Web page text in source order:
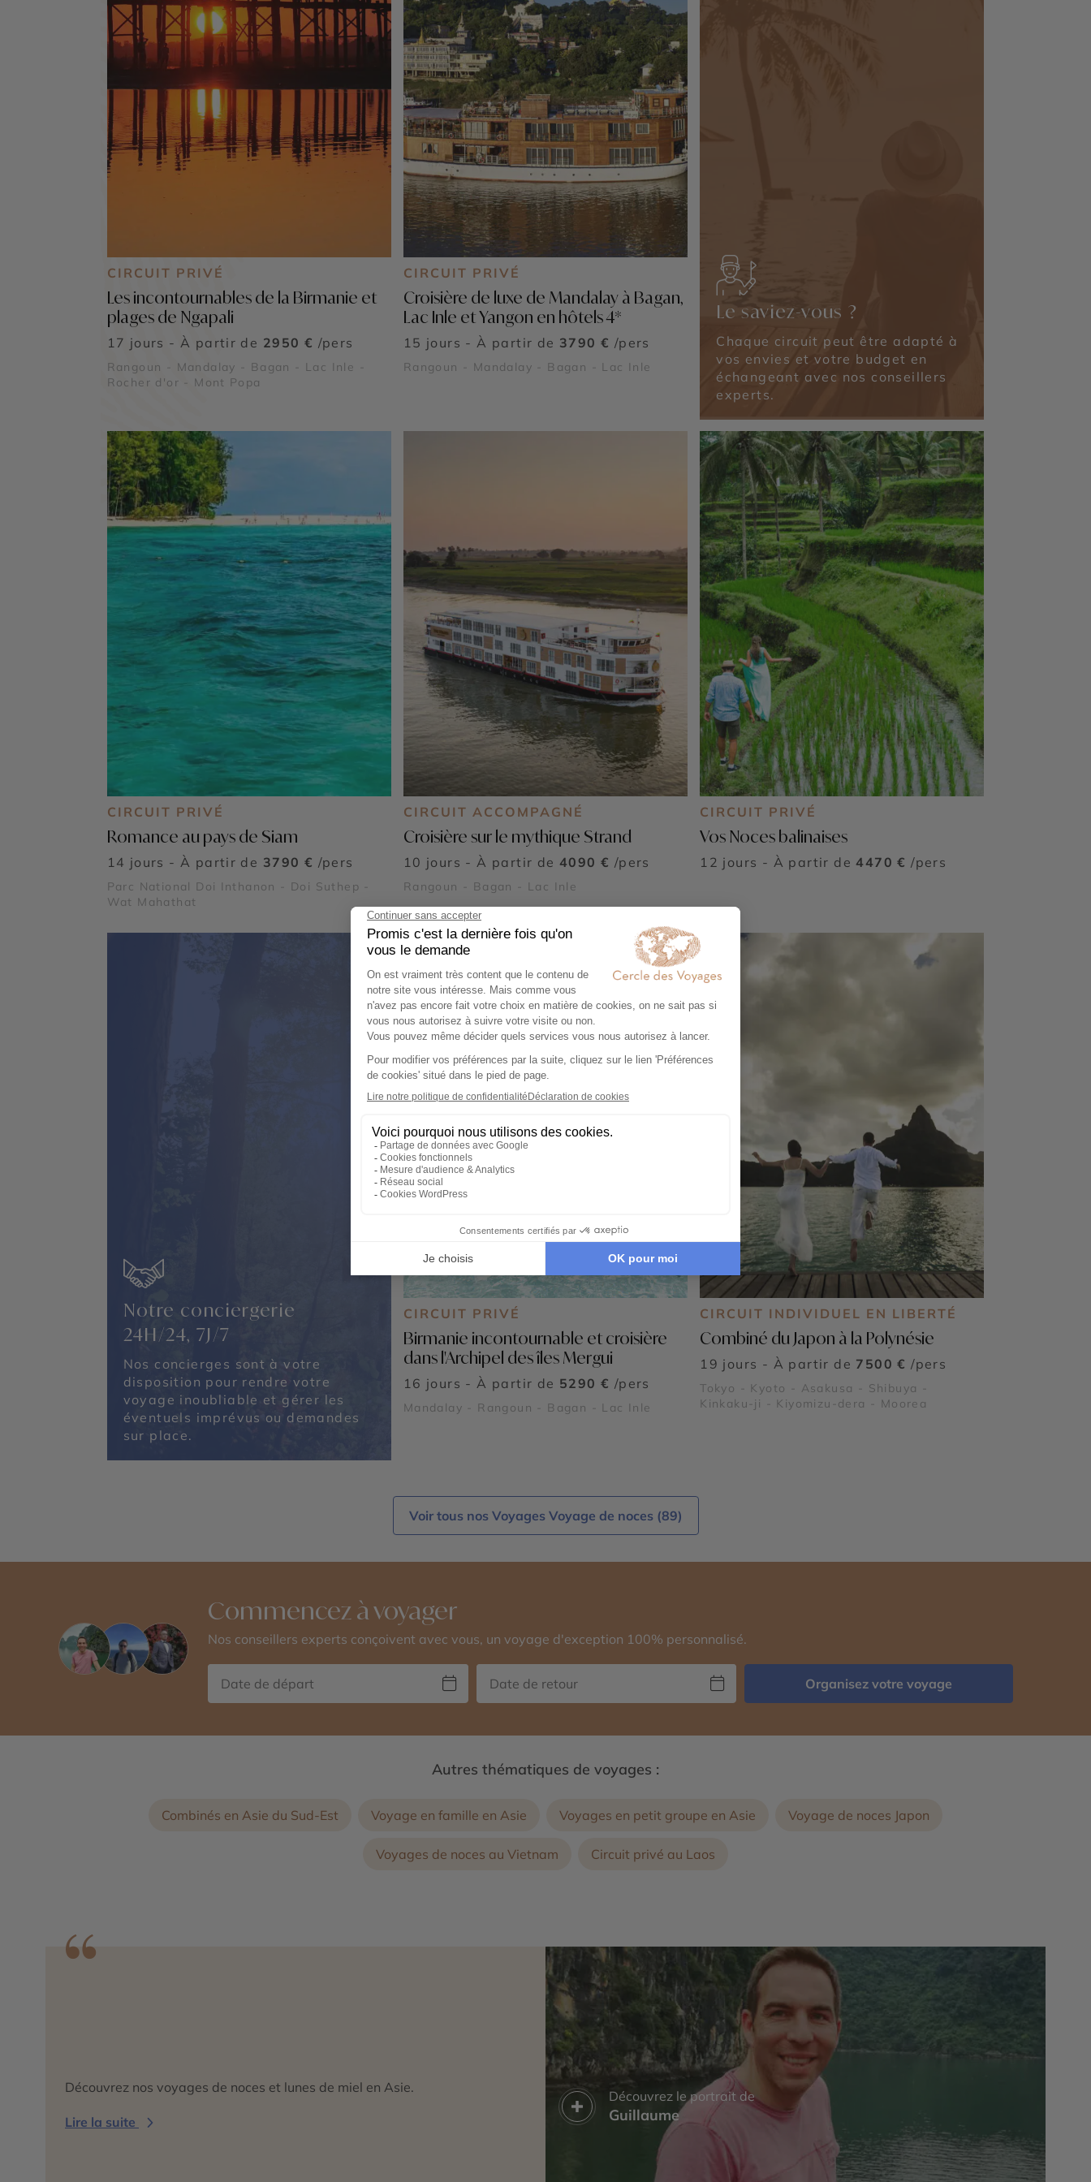
CIRCUIT PRIVÉ
Les incontournables de la Birmanie et
plages de Ngapali
17 jours - À partir de 2950 € /pers
Rangoun - Mandalay - Bagan - Lac Inle -
Rocher d'or - Mont Popa
CIRCUIT PRIVÉ
Croisière de luxe de Mandalay à Bagan,
Lac Inle et Yangon en hôtels 4*
15 jours - À partir de 3790 € /pers
Rangoun - Mandalay - Bagan - Lac Inle
Le saviez-vous ?
Chaque circuit peut être adapté à
vos envies et votre budget en
échangeant avec nos conseillers
experts.
CIRCUIT PRIVÉ
Romance au pays de Siam
14 jours - À partir de 3790 € /pers
Parc National Doi Inthanon - Doi Suthep -
Wat Mahathat
CIRCUIT ACCOMPAGNÉ
Croisière sur le mythique Strand
10 jours - À partir de 4090 € /pers
Rangoun - Bagan - Lac Inle
CIRCUIT PRIVÉ
Vos Noces balinaises
12 jours - À partir de 4470 € /pers
Notre conciergerie
24H/24, 7J/7
Nos concierges sont à votre
disposition pour rendre votre
voyage inoubliable et gérer les
éventuels imprévus ou demandes
sur place.
CIRCUIT PRIVÉ
Birmanie incontournable et croisière
dans l'Archipel des îles Mergui
16 jours - À partir de 5290 € /pers
Mandalay - Rangoun - Bagan - Lac Inle
CIRCUIT INDIVIDUEL EN LIBERTÉ
Combiné du Japon à la Polynésie
19 jours - À partir de 7500 € /pers
Tokyo - Kyoto - Asakusa - Shibuya -
Kinkaku-ji - Kiyomizu-dera - Moorea
Voir tous nos Voyages Voyage de noces (89)
Commencez à voyager
Nos conseillers experts conçoivent avec vous, un voyage d'exception 100% personnalisé.
Organisez votre voyage
Autres thématiques de voyages :
Combinés en Asie du Sud-Est Voyage en famille en Asie Voyages en petit groupe en Asie Voyage de noces Japon
Voyages de noces au Vietnam Circuit privé au Laos
Découvrez nos voyages de noces et lunes de miel en Asie.
Lire la suite
Découvrez le portrait de
Guillaume